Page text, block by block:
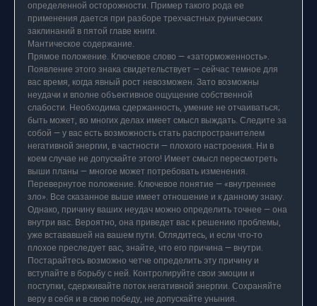
определенной осторожности. Пример такого рода ее
применения дается при разборе трехчастных рунических
заклинаний в пятой главе книги.
Мантическое содержание.
Прямое положение. Ключевое слово — «заторможенность».
Появление этого знака свидетельствует — сейчас темное для
вас время, когда явный рост невозможен. Зато возможны
неудачи и вполне объективное ощущение собственной
слабости. Необходима сдержанность, умение не отчаиваться;
быть может, во многих делах имеет смысл выждать. Следите за
собой — у вас есть возможность стать распространителем
негативной энергии, в частности — плохого настроения. Ни в
коем случае не допускайте этого! Имеет смысл пересмотреть
выши планы — многое может потребовать изменения.
Перевернутое положение. Ключевое понятие — «внутреннее
зло». Все сказанное выше имеет отношение и к данному знаку.
Однако, причину ваших неудач можно определить точнее — она
внутри вас. Вероятно, она приведет вас к решению проблемы,
уже встававшей на вашем пути. Оглядитесь, и если что-то
плохое преследует вас, знайте, что его причина — внутри.
Постарайтесь возможно четче определить эту причину и
вступайте в борьбу с ней. Контролируйте свои эмоции и
поступки, сдерживайте поток негативной энергии. Сохраняйте
веру в себя и в свою победу, не допускайте уныния.